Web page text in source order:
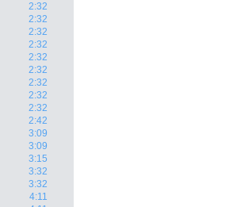
2:32
2:32
2:32
2:32
2:32
2:32
2:32
2:32
2:32
2:42
3:09
3:09
3:15
3:32
3:32
4:11